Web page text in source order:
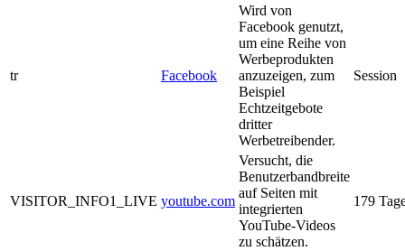
tr Facebook
Wird von
Facebook genutzt,
um eine Reihe von
Werbeprodukten
anzuzeigen, zum
Beispiel
Echtzeitgebote
dritter
Werbetreibender.
Session
VISITOR_INFO1_LIVE youtube.com
Versucht, die
Benutzerbandbreite
auf Seiten mit
integrierten
YouTube-Videos
zu schätzen.
179